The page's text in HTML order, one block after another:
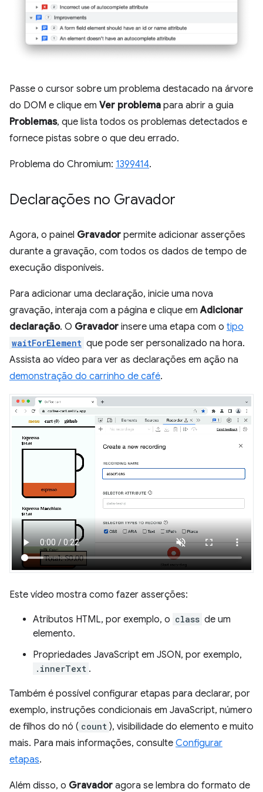
Passe o cursor sobre um problema destacado na árvore
do DOM e clique em Ver problema para abrir a guia
Problemas, que lista todos os problemas detectados e
fornece pistas sobre o que deu errado.
Problema do Chromium: 1399414.
Declarações no Gravador
Agora, o painel Gravador permite adicionar asserções
durante a gravação, com todos os dados de tempo de
execução disponíveis.
Para adicionar uma declaração, inicie uma nova
gravação, interaja com a página e clique emAdicionar
declaração. O Gravador insere uma etapa com o tipo
waitForElement que pode ser personalizado na hora.
Assista ao vídeo para ver as declarações em ação na
demonstração do carrinho de café.
Este vídeo mostra como fazer asserções:
Atributos HTML, por exemplo, o class de um
elemento.
Propriedades JavaScript em JSON, por exemplo,
.innerText .
Também é possível configurar etapas para declarar, por
exemplo, instruções condicionais em JavaScript, número
de filhos do nó ( count ), visibilidade do elemento e muito
mais. Para mais informações, consulte Configurar
etapas.
Além disso, o Gravador agora se lembra do formato de